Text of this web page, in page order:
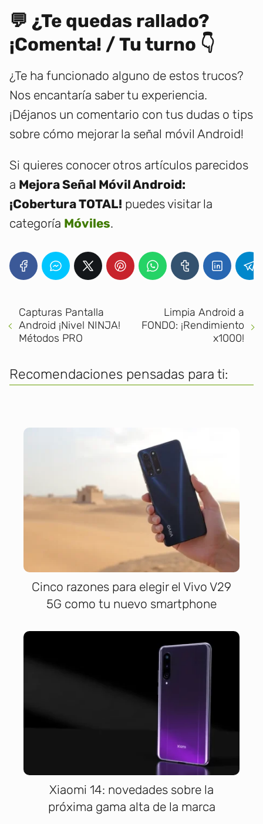
💬 ¿Te quedas rallado?
¡Comenta! / Tu turno 👇
¿Te ha funcionado alguno de estos trucos?
Nos encantaría saber tu experiencia.
¡Déjanos un comentario con tus dudas o tips
sobre cómo mejorar la señal móvil Android!
Si quieres conocer otros artículos parecidos
a Mejora Señal Móvil Android:
¡Cobertura TOTAL! puedes visitar la
categoría Móviles.
Capturas Pantalla
Android ¡Nivel NINJA!
Métodos PRO
Limpia Android a
FONDO: ¡Rendimiento
x1000!
Recomendaciones pensadas para ti:
Cinco razones para elegir el Vivo V29
5G como tu nuevo smartphone
Xiaomi 14: novedades sobre la
próxima gama alta de la marca